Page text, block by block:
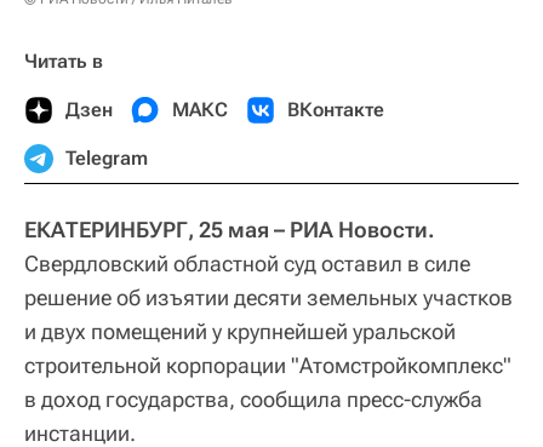
Читать в
Дзен МАКС ВКонтакте
Telegram
ЕКАТЕРИНБУРГ, 25 мая – РИА Новости.
Свердловский областной суд оставил в силе
решение об изъятии десяти земельных участков
и двух помещений у крупнейшей уральской
строительной корпорации "Атомстройкомплекс"
в доход государства, сообщила пресс-служба
инстанции.